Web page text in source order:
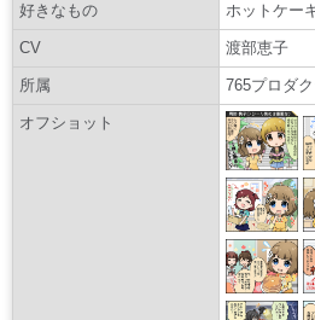
好きなもの ホットケー
CV 渡部恵子
所属 765プロダ
オフショット